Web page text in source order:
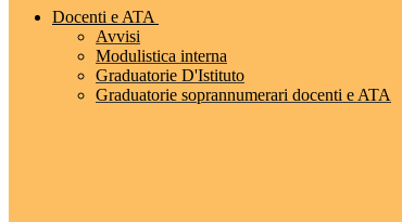
Docenti e ATA
Avvisi
Modulistica interna
Graduatorie D'Istituto
Graduatorie soprannumerari docenti e ATA